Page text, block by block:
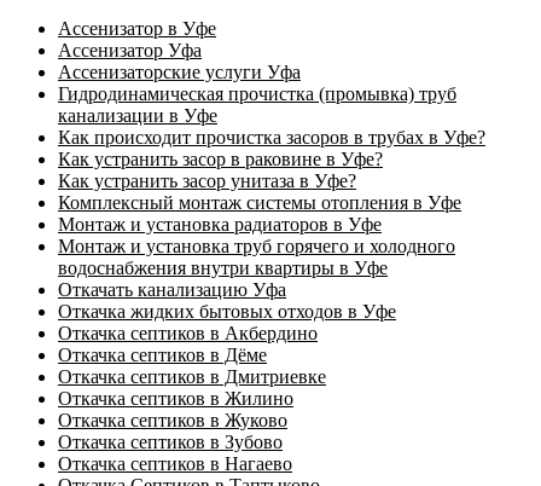
Ассенизатор в Уфе
Ассенизатор Уфа
Ассенизаторские услуги Уфа
Гидродинамическая прочистка (промывка) труб
канализации в Уфе
Как происходит прочистка засоров в трубах в Уфе?
Как устранить засор в раковине в Уфе?
Как устранить засор унитаза в Уфе?
Комплексный монтаж системы отопления в Уфе
Монтаж и установка радиаторов в Уфе
Монтаж и установка труб горячего и холодного
водоснабжения внутри квартиры в Уфе
Откачать канализацию Уфа
Откачка жидких бытовых отходов в Уфе
Откачка септиков в Акбердино
Откачка септиков в Дёме
Откачка септиков в Дмитриевке
Откачка септиков в Жилино
Откачка септиков в Жуково
Откачка септиков в Зубово
Откачка септиков в Нагаево